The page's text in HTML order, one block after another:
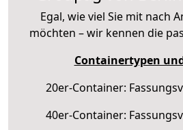
Egal, wie viel Sie mit nach
möchten – wir kennen die
Containertypen
20er-Container:
40er-Container: